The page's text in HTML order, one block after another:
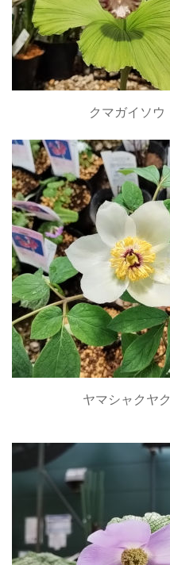
クマガイソウ
ヤマシャクヤク